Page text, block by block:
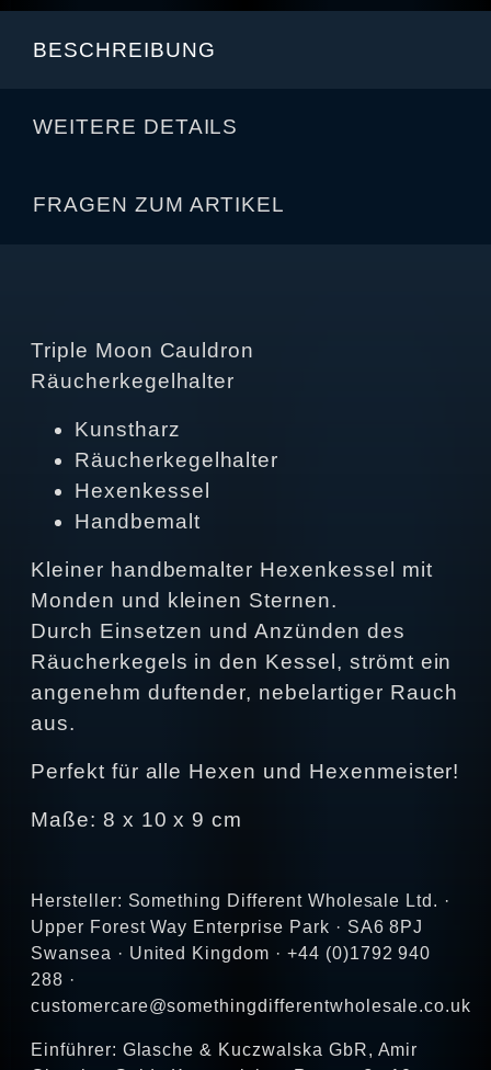
BESCHREIBUNG
WEITERE DETAILS
FRAGEN ZUM ARTIKEL
Triple Moon Cauldron
Räucherkegelhalter
Kunstharz
Räucherkegelhalter
Hexenkessel
Handbemalt
Kleiner handbemalter Hexenkessel mit
Monden und kleinen Sternen.
Durch Einsetzen und Anzünden des
Räucherkegels in den Kessel, strömt ein
angenehm duftender, nebelartiger Rauch
aus.
Perfekt für alle Hexen und Hexenmeister!
Maße: 8 x 10 x 9 cm
Hersteller: Something Different Wholesale Ltd. ·
Upper Forest Way Enterprise Park · SA6 8PJ
Swansea · United Kingdom · +44 (0)1792 940
288 ·
customercare@somethingdifferentwholesale.co.uk
Einführer: Glasche & Kuczwalska GbR, Amir